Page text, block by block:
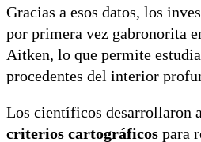
Gracias a esos datos, los
por primera vez gabronorita
Aitken, lo que permite
procedentes del interior
Los científicos desarrollaron
criterios cartográficos para